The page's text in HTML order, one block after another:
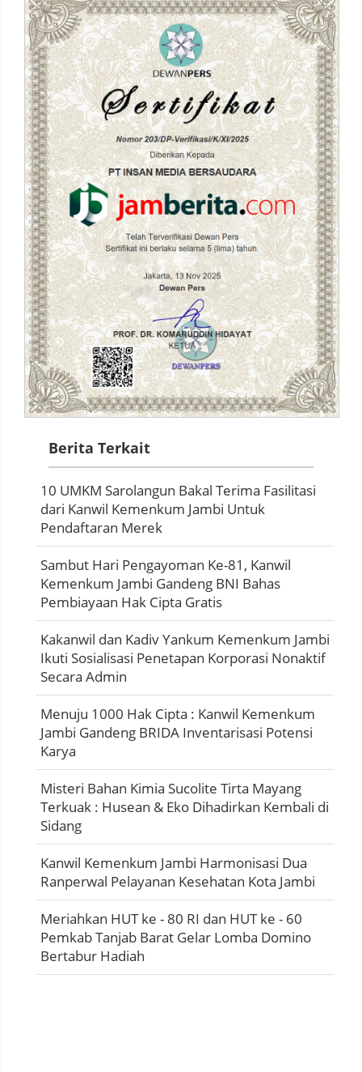
Berita Terkait
10 UMKM Sarolangun Bakal Terima Fasilitasi
dari Kanwil Kemenkum Jambi Untuk
Pendaftaran Merek
Sambut Hari Pengayoman Ke-81, Kanwil
Kemenkum Jambi Gandeng BNI Bahas
Pembiayaan Hak Cipta Gratis
Kakanwil dan Kadiv Yankum Kemenkum Jambi
Ikuti Sosialisasi Penetapan Korporasi Nonaktif
Secara Admin
Menuju 1000 Hak Cipta : Kanwil Kemenkum
Jambi Gandeng BRIDA Inventarisasi Potensi
Karya
Misteri Bahan Kimia Sucolite Tirta Mayang
Terkuak : Husean & Eko Dihadirkan Kembali di
Sidang
Kanwil Kemenkum Jambi Harmonisasi Dua
Ranperwal Pelayanan Kesehatan Kota Jambi
Meriahkan HUT ke - 80 RI dan HUT ke - 60
Pemkab Tanjab Barat Gelar Lomba Domino
Bertabur Hadiah